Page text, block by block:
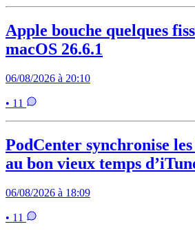
Apple bouche quelques
macOS 26.6.1
06/08/2026 à 20:10
• 11
PodCenter synchronise
au bon vieux temps
06/08/2026 à 18:09
• 11